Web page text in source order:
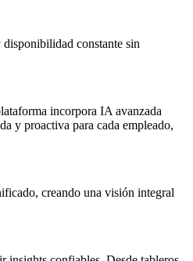
constante sin
incorpora IA avanzada
y proactiva para cada empleado,
creando una visión integral